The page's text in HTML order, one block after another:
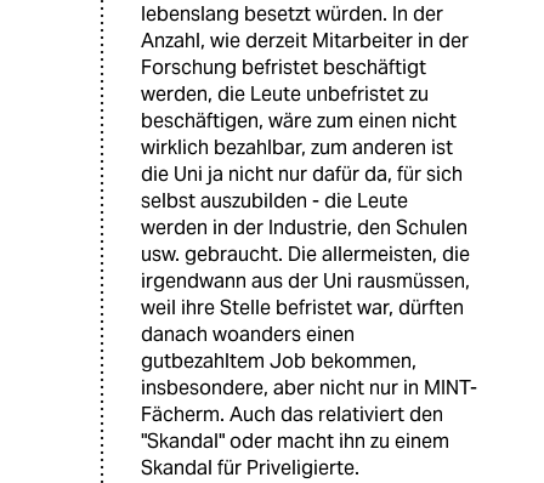
lebenslang besetzt würden. In der
Anzahl, wie derzeit Mitarbeiter in der
Forschung befristet beschäftigt
werden, die Leute unbefristet zu
beschäftigen, wäre zum einen nicht
wirklich bezahlbar, zum anderen ist
die Uni ja nicht nur dafür da, für sich
selbst auszubilden - die Leute
werden in der Industrie, den Schulen
usw. gebraucht. Die allermeisten, die
irgendwann aus der Uni rausmüssen,
weil ihre Stelle befristet war, dürften
danach woanders einen
gutbezahltem Job bekommen,
insbesondere, aber nicht nur in MINT-
Fächerm. Auch das relativiert den
"Skandal" oder macht ihn zu einem
Skandal für Priveligierte.